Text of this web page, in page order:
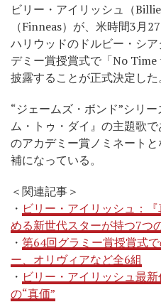
ビリー・アイリッシュ（
（Finneas）が、米時間3月
ハリウッドのドルビー・シ
デミー賞授賞式で「No
披露することが正式決定した。
“ジェームズ・ボンド”シリ
ム・トゥ・ダイ』の主題歌
のアカデミー賞ノミネート
補になっている。
＜関連記事＞
・ ビリー・アイリッシュ：
める新世代スターが持つ7つ
・ 第64回グラミー賞授賞式
ー、オリヴィアなど全6組
・ ビリー・アイリッシュ最
の“真価”